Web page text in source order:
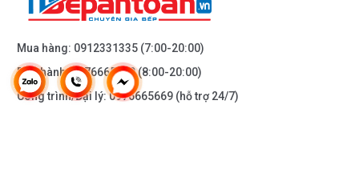
Mua hàng: 0912331335 (7:00-20:00)
Bảo hành:0976665669(8:00-20:00)
Công trình/Đại lý:0976665669 (hỗ trợ 24/7)